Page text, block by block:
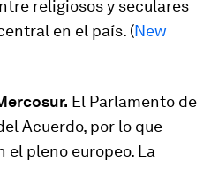
religiosos y seculares
en el país. (New
El Parlamento de
Acuerdo, por lo que
el pleno europeo. La